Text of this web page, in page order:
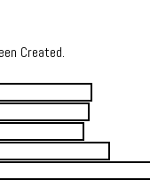
Created.